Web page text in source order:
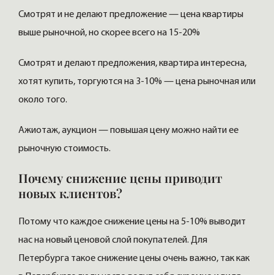
Смотрят и не делают предложение — цена квартиры
выше рыночной, но скорее всего на 15-20%
Смотрят и делают предложения, квартира интересна,
хотят купить, торгуются на 3-10% — цена рыночная или
около того.
Ажиотаж, аукцион — повышая цену можно найти ее
рыночную стоимость.
Почему снижение цены приводит
новых клиентов?
Потому что каждое снижение цены на 5-10% выводит
нас на новый ценовой слой покупателей. Для
Петербурга такое снижение цены очень важно, так как